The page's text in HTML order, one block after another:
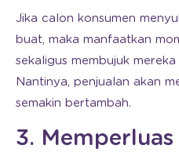
Jika calon konsumen
buat, maka manfaatkan
sekaligus membujuk
Nantinya, penjualan akan
semakin bertambah.
3.